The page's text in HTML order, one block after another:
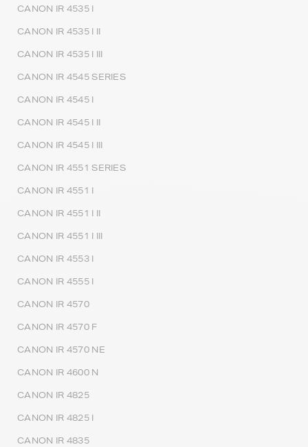
CANON IR 4535 I
CANON IR 4535 I II
CANON IR 4535 I III
CANON IR 4545 SERIES
CANON IR 4545 I
CANON IR 4545 I II
CANON IR 4545 I III
CANON IR 4551 SERIES
CANON IR 4551 I
CANON IR 4551 I II
CANON IR 4551 I III
CANON IR 4553 I
CANON IR 4555 I
CANON IR 4570
CANON IR 4570 F
CANON IR 4570 NE
CANON IR 4600 N
CANON IR 4825
CANON IR 4825 I
CANON IR 4835